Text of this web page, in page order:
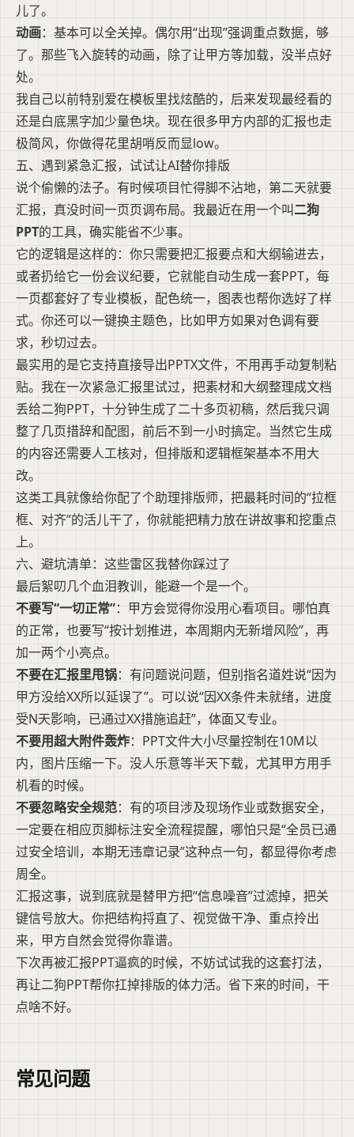
儿了。
动画：基本可以全关掉。偶尔用“出现”强调重点数据，够
了。那些飞入旋转的动画，除了让甲方等加载，没半点好
处。
我自己以前特别爱在模板里找炫酷的，后来发现最经看的
还是白底黑字加少量色块。现在很多甲方内部的汇报也走
极简风，你做得花里胡哨反而显low。
五、遇到紧急汇报，试试让AI替你排版
说个偷懒的法子。有时候项目忙得脚不沾地，第二天就要
汇报，真没时间一页页调布局。我最近在用一个叫二狗
PPT的工具，确实能省不少事。
它的逻辑是这样的：你只需要把汇报要点和大纲输进去，
或者扔给它一份会议纪要，它就能自动生成一套PPT，每
一页都套好了专业模板，配色统一，图表也帮你选好了样
式。你还可以一键换主题色，比如甲方如果对色调有要
求，秒切过去。
最实用的是它支持直接导出PPTX文件，不用再手动复制粘
贴。我在一次紧急汇报里试过，把素材和大纲整理成文档
丢给二狗PPT，十分钟生成了二十多页初稿，然后我只调
整了几页措辞和配图，前后不到一小时搞定。当然它生成
的内容还需要人工核对，但排版和逻辑框架基本不用大
改。
这类工具就像给你配了个助理排版师，把最耗时间的“拉框
框、对齐”的活儿干了，你就能把精力放在讲故事和挖重点
上。
六、避坑清单：这些雷区我替你踩过了
最后絮叨几个血泪教训，能避一个是一个。
不要写“一切正常”：甲方会觉得你没用心看项目。哪怕真
的正常，也要写“按计划推进，本周期内无新增风险”，再
加一两个小亮点。
不要在汇报里甩锅：有问题说问题，但别指名道姓说“因为
甲方没给XX所以延误了”。可以说“因XX条件未就绪，进度
受N天影响，已通过XX措施追赶”，体面又专业。
不要用超大附件轰炸：PPT文件大小尽量控制在10M以
内，图片压缩一下。没人乐意等半天下载，尤其甲方用手
机看的时候。
不要忽略安全规范：有的项目涉及现场作业或数据安全，
一定要在相应页脚标注安全流程提醒，哪怕只是“全员已通
过安全培训，本期无违章记录”这种点一句，都显得你考虑
周全。
汇报这事，说到底就是替甲方把“信息噪音”过滤掉，把关
键信号放大。你把结构捋直了、视觉做干净、重点拎出
来，甲方自然会觉得你靠谱。
下次再被汇报PPT逼疯的时候，不妨试试我的这套打法，
再让二狗PPT帮你扛掉排版的体力活。省下来的时间，干
点啥不好。
常见问题